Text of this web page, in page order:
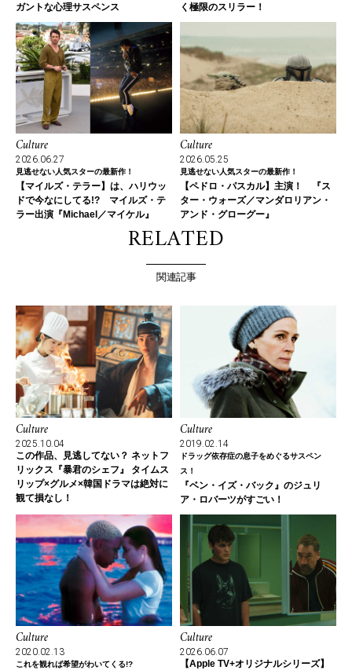
ガントな心理サスペンス
く極限のスリラー！
Culture
2026.06.27
見逃せない人気スターの最新作！
【マイルズ・テラー】は、ハリウッ
ドで今なにしてる!? マイルズ・テ
ラー出演『Michael／マイケル』
Culture
2026.05.25
見逃せない人気スターの最新作！
【ペドロ・パスカル】主演！ 『ス
ター・ウォーズ／マンダロリアン・
アンド・グローグー』
RELATED
関連記事
Culture
2025.10.04
この作品、見逃してない？ ネットフ
リックス『暴君のシェフ』 タイムス
リップ×グルメ×韓国ドラマは絶対に
観て損なし！
Culture
2019.02.14
ドラッグ依存症の息子をめぐるサスペン
ス！
『ベン・イズ・バック』のジュリ
ア・ロバーツがすごい！
Culture
2020.02.13
これを観れば希望がわいてくる!?
Culture
2026.06.07
【Apple TV+オリジナルシリーズ】